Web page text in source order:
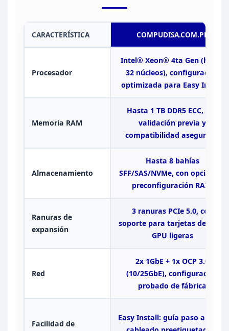
CARACTERÍSTICA COMPUDISA.COM.PE
Procesador
Intel® Xeon® 4ta Gen (hasta
32núcleos), configuración
optimizada para Easy Install
Memoria RAM
Hasta 1 TB DDR5 ECC, con
validación previa y
compatibilidad asegurada
Almacenamiento
Hasta 8 bahías
SFF/SAS/NVMe, con opción de
preconfiguración RAID
Ranuras de
expansión
3 ranuras PCIe 5.0, con
soporte para tarjetas de red y
GPU ligeras
Red
2x 1GbE + 1x OCP 3.0
(10/25GbE), configurado y
probado de fábrica
Facilidad de
Easy Install: guía paso a paso,